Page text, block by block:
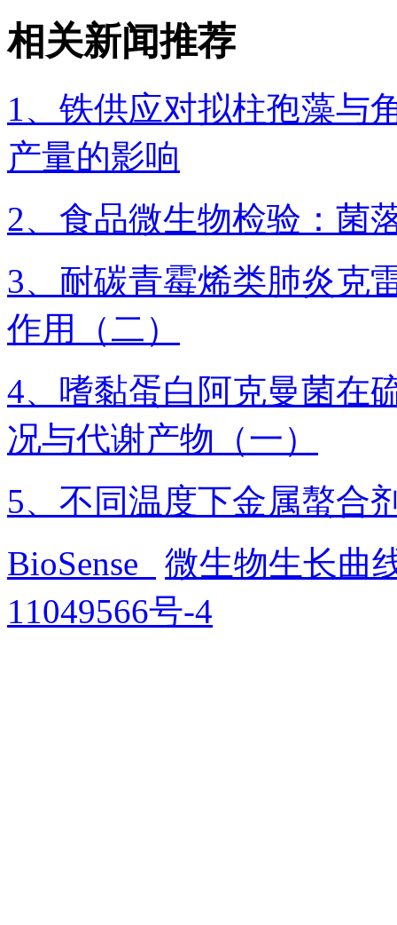
相关新闻推荐
1、铁供应对拟柱孢藻与
产量的影响
2、食品微生物检验：菌
3、耐碳青霉烯类肺炎克
作用（二）
4、​嗜黏蛋白阿克曼菌在
况与代谢产物（一）
5、不同温度下金属螯合
BioSense
微生物生长曲
11049566号-4